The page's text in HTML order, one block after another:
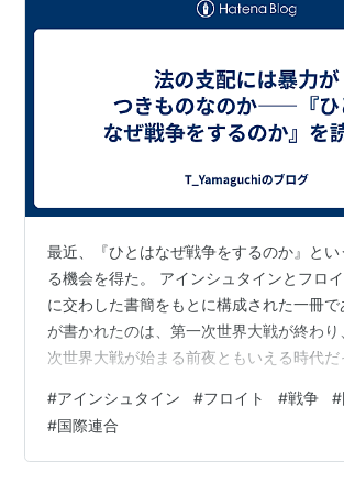
最近、『ひとはなぜ戦争をするのか』とい
る機会を得た。 アインシュタインとフロ
に交わした書簡をもとに構成された一冊
が書かれたのは、第一次世界大戦が終わり
次世界大戦が始まる前夜ともいえる時代だ
ということになるのだが、その中で問われ
は、現代社会においても決して色あせてい
ことに、まず驚嘆した。 この本には、ア
#アインシュタイン #フロイト #戦争 #
#国際連合